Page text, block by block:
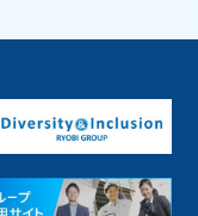
・基盤
生産ライン